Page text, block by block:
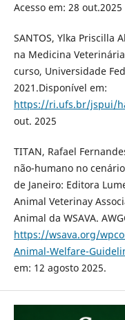
Acesso em: 28 out.2025
SANTOS, Ylka Priscilla
na Medicina
curso, Universidade
2021.Disponível em:
https://ri.ufs.br/jspui/
out. 2025
TITAN, Rafael
não-humano no
de Janeiro: Editora
Animal Veterinay
Animal da WSAVA.
https://wsava.org/
Animal-Welfare-
em: 12 agosto 2025.